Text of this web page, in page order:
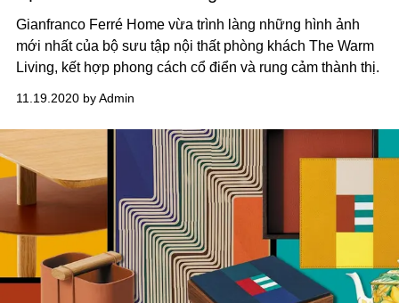
Gianfranco Ferré Home vừa trình làng những hình ảnh
mới nhất của bộ sưu tập nội thất phòng khách The Warm
Living, kết hợp phong cách cổ điển và rung cảm thành thị.
11.19.2020 by Admin